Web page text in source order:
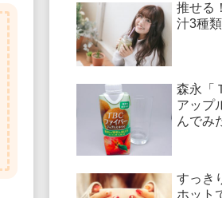
推せる
汁3種
森永「
アップ
んでみ
すっき
ホット